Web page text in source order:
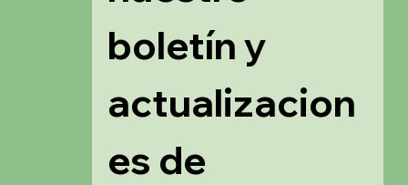
boletín y
actualizacion
es de